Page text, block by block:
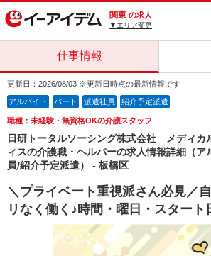
関東 の求人
▼エリア変更
仕事情報
更新日：2026/08/03 ※更新日時点の最新情報です
アルバイト パート 派遣社員 紹介予定派遣
職種：未経験・無資格OKの介護スタッフ
日研トータルソーシング株式会社 メディカ
ィスの介護職・ヘルパーの求人情報詳細（
員/紹介予定派遣） - 板橋区
＼プライベート重視派さん必見／
リなく働く♪時間・曜日・スター